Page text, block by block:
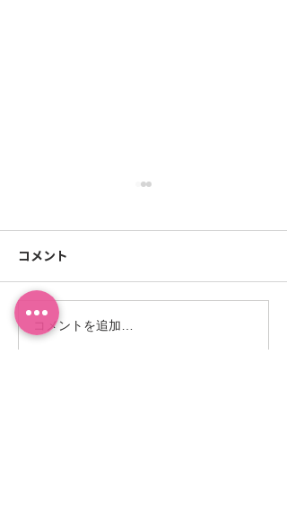
【ご案内】茨城つくば
コメント
コメントを追加…